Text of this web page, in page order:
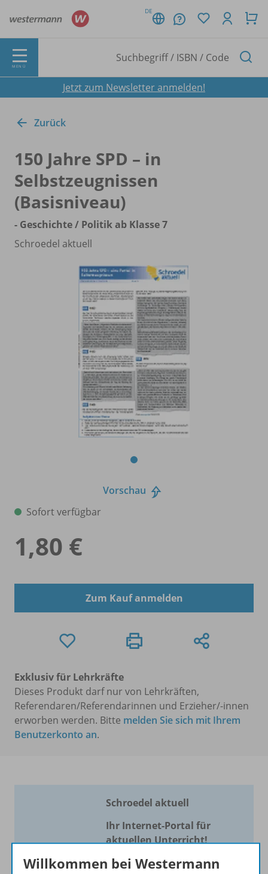
DE
MENÜ
Jetzt zum Newsletter anmelden!
Zurück
150 Jahre SPD – in
Selbstzeugnissen
(Basisniveau)
- Geschichte / Politik ab Klasse 7
Schroedel aktuell
Vorschau
Sofort verfügbar
1,80 €
Zum Kauf anmelden
Exklusiv für Lehrkräfte
Dieses Produkt darf nur von Lehrkräften,
Referendaren/Referendarinnen und Erzieher/-innen
erworben werden. Bitte melden Sie sich mit Ihrem
Benutzerkonto an.
Schroedel aktuell
Ihr Internet-Portal für
aktuellen Unterricht!
Mit Schroedel aktuell bieten
Willkommen bei Westermann